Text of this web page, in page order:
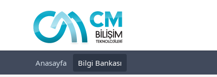
Anasayfa Bilgi Bankası